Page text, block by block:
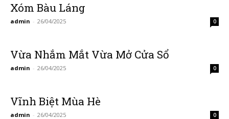
Xóm Bàu Láng
admin - 26/04/2025 0
Vừa Nhắm Mắt Vừa Mở Cửa Sổ
admin - 26/04/2025 0
Vĩnh Biệt Mùa Hè
admin - 26/04/2025 0